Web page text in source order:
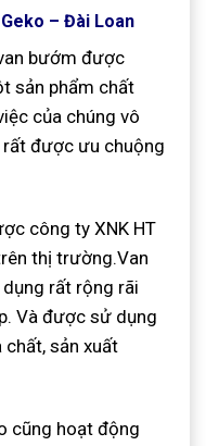
– Đài Loan
bướm được
sản phẩm chất
của chúng vô
rất được ưu chuộng
công ty XNK HT
thị trường.Van
rất rộng rãi
Và được sử dụng
chất, sản xuất
cũng hoạt động